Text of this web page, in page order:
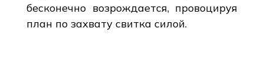
бесконечно возрождается, провоцируя
план по захвату свитка силой.